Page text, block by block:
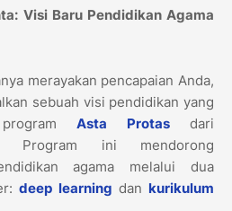
Visi Baru Pendidikan Agama
merayakan pencapaian Anda,
sebuah visi pendidikan yang
programAsta Protasdari
Program ini mendorong
agama melalui dua
deep learning dan kurikulum